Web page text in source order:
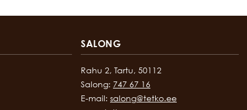
SALONG
Rahu 2, Tartu, 50112
Salong: 747 67 16
E-mail: salong@tetko.ee